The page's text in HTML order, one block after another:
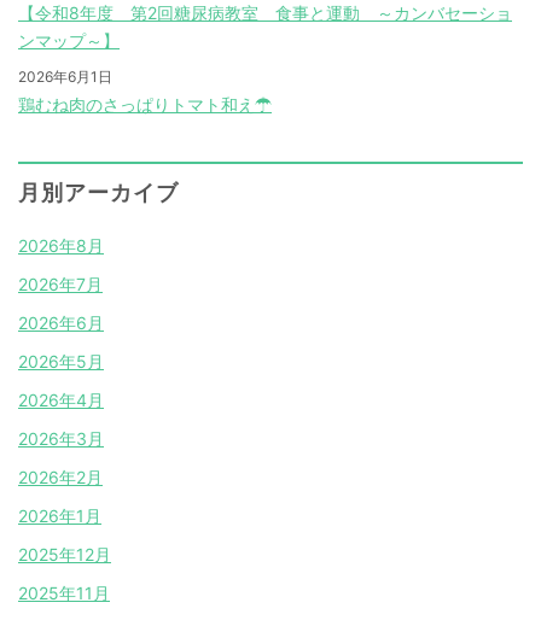
【令和8年度 第2回糖尿病教室 食事と運動 ～カンバセーショ
ンマップ～】
鶏むね肉のさっぱりトマト和え☂
2026年6月1日
月別アーカイブ
2026年8月
2026年7月
2026年6月
2026年5月
2026年4月
2026年3月
2026年2月
2026年1月
2025年12月
2025年11月